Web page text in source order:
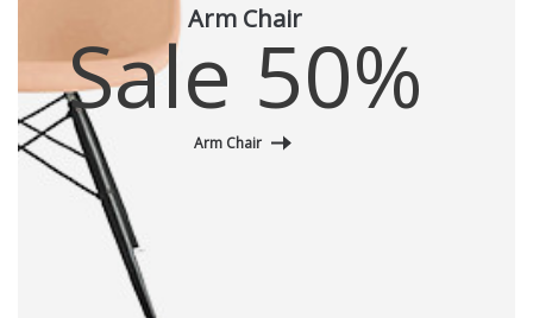
Arm Chair
Sale 50%
Arm Chair